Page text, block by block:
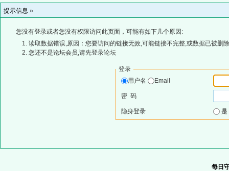
提示信息 »
您没有登录或者您没有权限访问此页面，可能有如下几个原因:
读取数据错误,原因：您要访问的链接无效,可能链接不完整,或数据已被删
您还不是论坛会员,请先登录论坛
登录
用户名
Email
密 码
隐身登录
每日